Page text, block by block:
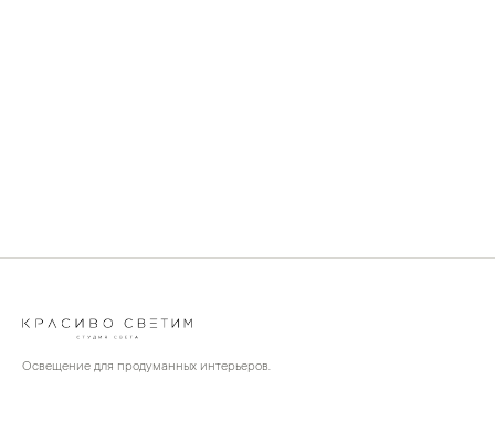
Освещение для продуманных интерьеров.